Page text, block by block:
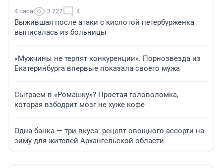
4 часа 3 727 4
Выжившая после атаки с кислотой петербурженка
выписалась из больницы
«Мужчины не терпят конкуренции». Порнозвезда из
Екатеринбурга впервые показала своего мужа
Сыграем в «Ромашку»? Простая головоломка,
которая взбодрит мозг не хуже кофе
Одна банка — три вкуса: рецепт овощного ассорти на
зиму для жителей Архангельской области